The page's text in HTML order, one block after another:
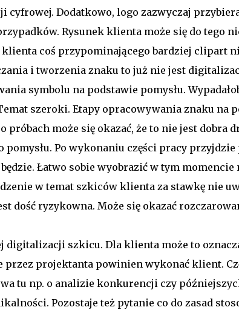
cyfrowej. Dodatkowo, logo zazwyczaj
Rysunek klienta może się do tego
klienta coś przypominającego bardziej clipart
i tworzenia znaku to już nie jest
symbolu na podstawie pomysłu.
szeroki. Etapy opracowywania znaku na
próbach może się okazać, że to nie jest dobra
pomysłu. Po wykonaniu części pracy
Łatwo sobie wyobrazić w tym momencie
w temat szkiców klienta za stawkę nie
dość ryzykowna. Może się okazać
digitalizacji szkicu. Dla klienta może to
projektanta powinien wykonać klient.
tu np. o analizie konkurencji czy
Pozostaje też pytanie co do zasad